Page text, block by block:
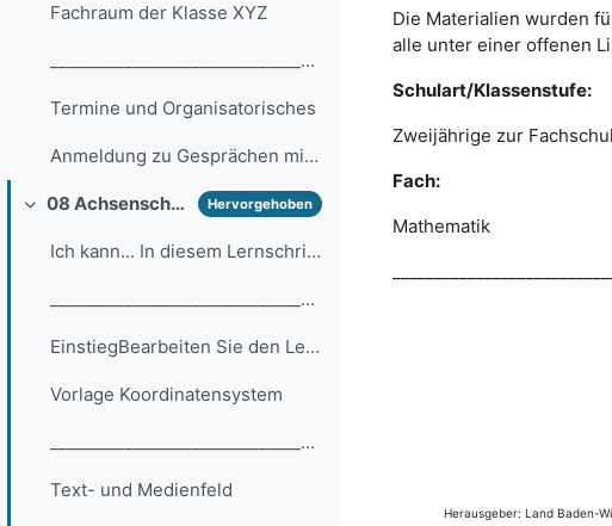
Fachraum der Klasse XYZ
__________________________________________________...
Termine und Organisatorisches
Anmeldung zu Gesprächen mit dem Fachlehrer/der Fachlehrerin
Einklappen 08 Achsenschnittpunkte Hervorgehoben
Ich kann... In diesem Lernschritt lerne ich Folgen...
__________________________________________________... (Kopie)
EinstiegBearbeiten Sie den LearningSnack. Klicken ...
Vorlage Koordinatensystem
__________________________________________________...
Text- und Medienfeld
Die Materialien wurden
alle unter einer offenen
Schulart/Klassenstufe:
Zweijährige zur
Fach:
Mathematik
Herausgeber: Land Baden-